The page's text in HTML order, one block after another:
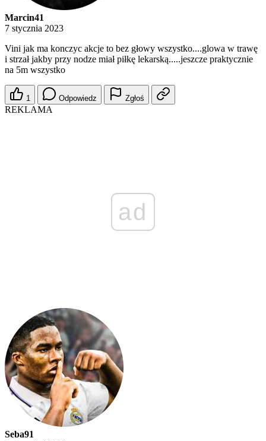
Marcin41
7 stycznia 2023
Vini jak ma konczyc akcje to bez głowy wszystko....glowa w trawę
i strzał jakby przy nodze miał piłkę lekarską.....jeszcze praktycznie
na 5m wszystko
1 Odpowiedz Zgłoś
REKLAMA
ad
Seba91